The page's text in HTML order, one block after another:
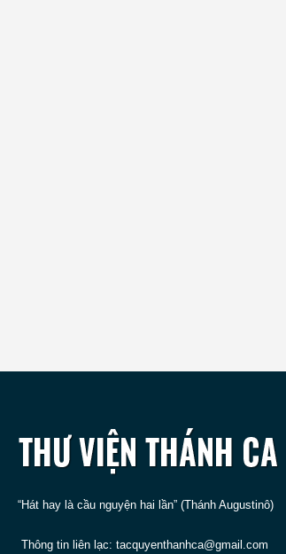
“Hát hay là cầu nguyện hai lần” (Thánh Augustinô)
Thông tin liên lạc: tacquyenthanhca@gmail.com